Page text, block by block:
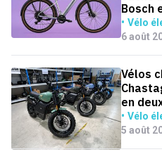
Bosch
Vélo
6 août
Vélos
en
Vélo
5 août